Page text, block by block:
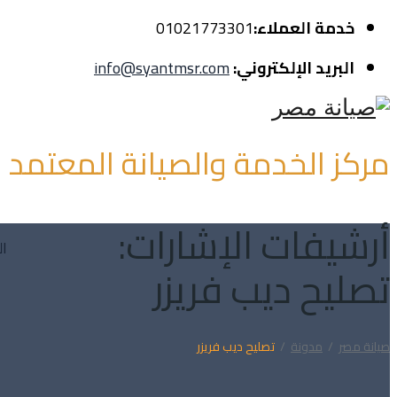
خدمة العملاء:01021773301
البريد الإلكتروني:info@syantmsr.com
مركز الخدمة والصيانة المعتمد
أرشيفات الإشارات:
تصليح ديب فريزر
صيانة مصر / مدونة / تصليح ديب فريزر